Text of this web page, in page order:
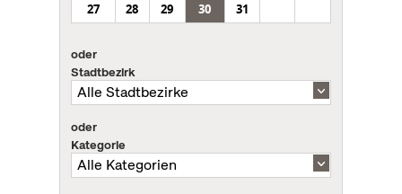
27
28 29 30 31
oder
Stadtbezirk
oder
Kategorie